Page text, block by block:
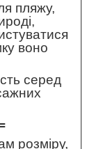
пляжу,
воно
серед
розміру,